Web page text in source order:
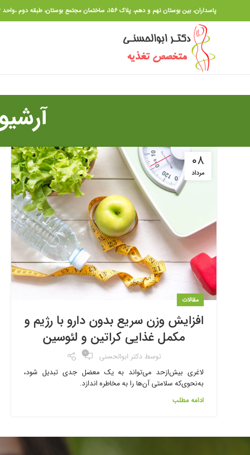
پاسداران، بین بوستان نهم و دهم، پلاک ۱۵۶، ساختمان مجتمع بوستان، طبقه دوم ،واحد ۱۴
۰۸
مرداد
مقالات
افزایش وزن سریع بدون دارو با رژیم و
مکمل غذایی کراتین و لئوسین
توسط دکتر ابوالحسنی ۰
لاغری بیش‌ازحد می‌تواند به یک معضل جدی تبدیل شود،
به‌نحوی‌که سلامتی آن‌ها را به مخاطره اندازد.
ادامه مطلب